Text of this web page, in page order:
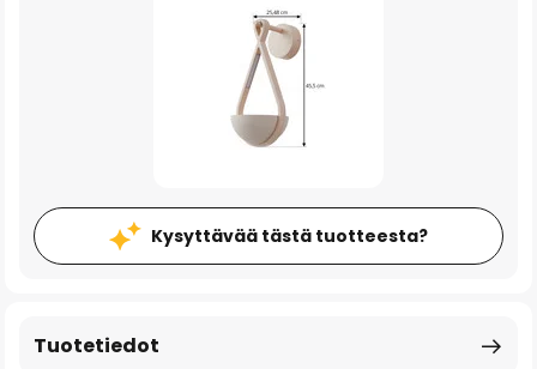
Kysyttävää tästä tuotteesta?
Tuotetiedot